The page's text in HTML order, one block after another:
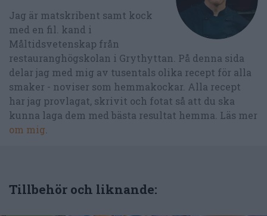
Jag är matskribent samt kock
med en fil. kand i
Måltidsvetenskap från
restauranghögskolan i Grythyttan. På denna sida
delar jag med mig av tusentals olika recept för alla
smaker - noviser som hemmakockar. Alla recept
har jag provlagat, skrivit och fotat så att du ska
kunna laga dem med bästa resultat hemma. Läs mer
om mig.
Tillbehör och liknande: